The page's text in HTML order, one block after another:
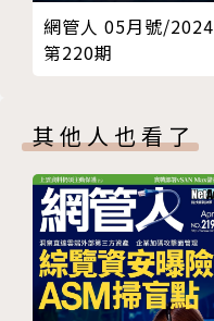
網管人 05月號/2024
第220期
其他人也看了